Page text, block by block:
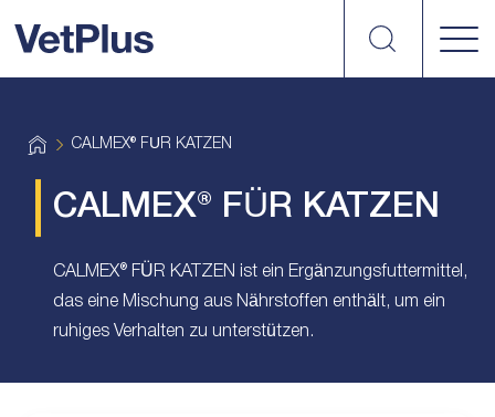
suchen
H
o
CALMEX® FÜR KATZEN
CALMEX® FÜR KATZEN
CALMEX® FÜR KATZEN ist ein Ergänzungsfuttermittel,
das eine Mischung aus Nährstoffen enthält, um ein
ruhiges Verhalten zu unterstützen.